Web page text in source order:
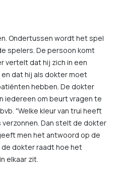
Ondertussen wordt het spel
spelers. De persoon komt
vertelt dat hij zich in een
dat hij als dokter moet
hebben. De dokter
iedereen om beurt vragen te
"Welke kleur van trui heeft
Dan stelt de dokter
men het antwoord op de
de dokter raadt hoe het
elkaar zit.